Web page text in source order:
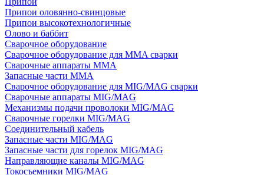
Припои оловянно-свинцовые
Припои высокотехнологичные
Олово и баббит
Сварочное оборудование
Сварочное оборудование для MMA сварки
Сварочные аппараты MMA
Запасные части MMA
Сварочное оборудование для MIG/MAG сварки
Сварочные аппараты MIG/MAG
Механизмы подачи проволоки MIG/MAG
Сварочные горелки MIG/MAG
Соединительный кабель
Запасные части MIG/MAG
Запасные части для горелок MIG/MAG
Направляющие каналы MIG/MAG
Токосъемники MIG/MAG